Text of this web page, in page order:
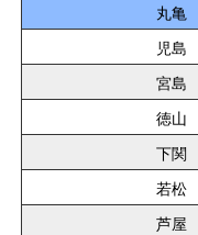
丸亀
児島
宮島
徳山
下関
若松
芦屋